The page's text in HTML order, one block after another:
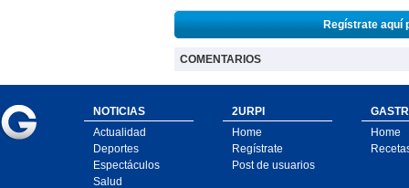
Regístrate aquí
COMENTARIOS
NOTICIAS
Actualidad
Deportes
Espectáculos
Salud
2URPI
Home
Regístrate
Post de usuarios
Home